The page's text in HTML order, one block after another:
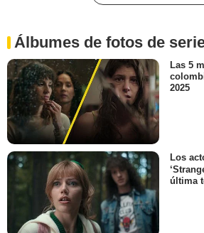
Álbumes de fotos de
Las 5
2025
Los
última